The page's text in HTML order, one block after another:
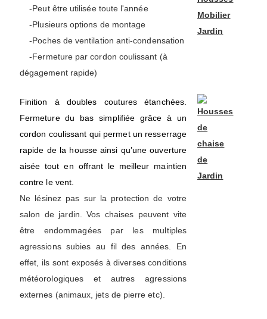
-Peut être utilisée toute l'année
-Plusieurs options de montage
-Poches de ventilation anti-condensation
-Fermeture par cordon coulissant (à
dégagement rapide)
Finition à doubles coutures étanchées.
Fermeture du bas simplifiée grâce à un
cordon coulissant qui permet un resserrage
rapide de la housse ainsi qu’une ouverture
aisée tout en offrant le meilleur maintien
contre le vent.
Ne lésinez pas sur la protection de votre
salon de jardin. Vos chaises peuvent vite
être endommagées par les multiples
agressions subies au fil des années. En
effet, ils sont exposés à diverses conditions
météorologiques et autres agressions
externes (animaux, jets de pierre etc).